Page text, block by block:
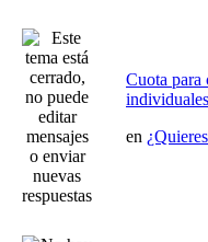
Cuota para
individuales
en